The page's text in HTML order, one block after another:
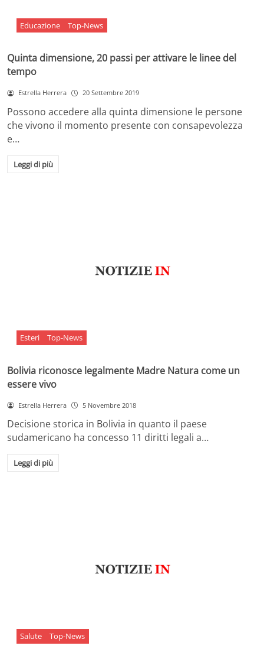
Educazione Top-News
Quinta dimensione, 20 passi per attivare le linee del
tempo
Estrella Herrera 20 Settembre 2019
Possono accedere alla quinta dimensione le persone
che vivono il momento presente con consapevolezza
e…
Leggi di più
Esteri Top-News
Bolivia riconosce legalmente Madre Natura come un
essere vivo
Estrella Herrera 5 Novembre 2018
Decisione storica in Bolivia in quanto il paese
sudamericano ha concesso 11 diritti legali a…
Leggi di più
Salute Top-News